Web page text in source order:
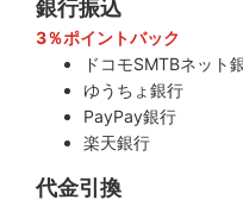
銀行振込
3％ポイントバック
ドコモSMTBネット
ゆうちょ銀行
PayPay銀行
楽天銀行
代金引換